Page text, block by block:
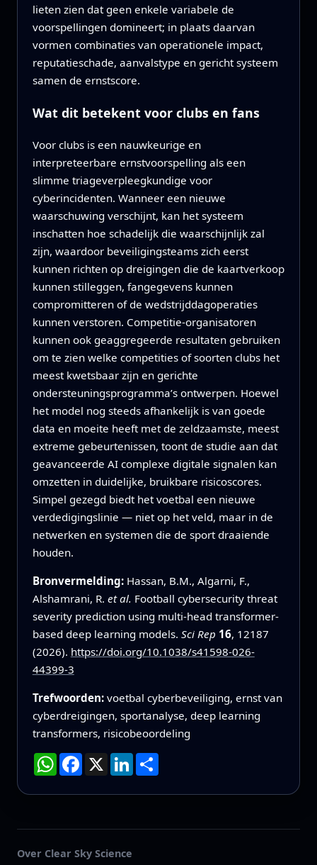
lieten zien dat geen enkele variabele de
voorspellingen domineert; in plaats daarvan
vormen combinaties van operationele impact,
reputatieschade, aanvalstype en gericht systeem
samen de ernstscore.
Wat dit betekent voor clubs en fans
Voor clubs is een nauwkeurige en
interpreteerbare ernstvoorspelling als een
slimme triageverpleegkundige voor
cyberincidenten. Wanneer een nieuwe
waarschuwing verschijnt, kan het systeem
inschatten hoe schadelijk die waarschijnlijk zal
zijn, waardoor beveiligingsteams zich eerst
kunnen richten op dreigingen die de kaartverkoop
kunnen stilleggen, fangegevens kunnen
compromitteren of de wedstrijddagoperaties
kunnen verstoren. Competitie-organisatoren
kunnen ook geaggregeerde resultaten gebruiken
om te zien welke competities of soorten clubs het
meest kwetsbaar zijn en gerichte
ondersteuningsprogramma’s ontwerpen. Hoewel
het model nog steeds afhankelijk is van goede
data en moeite heeft met de zeldzaamste, meest
extreme gebeurtenissen, toont de studie aan dat
geavanceerde AI complexe digitale signalen kan
omzetten in duidelijke, bruikbare risicoscores.
Simpel gezegd biedt het voetbal een nieuwe
verdedigingslinie — niet op het veld, maar in de
netwerken en systemen die de sport draaiende
houden.
Bronvermelding: Hassan, B.M., Algarni, F.,
Alshamrani, R. et al. Football cybersecurity threat
severity prediction using multi-head transformer-
based deep learning models. Sci Rep 16, 12187
(2026). https://doi.org/10.1038/s41598-026-
44399-3
Trefwoorden: voetbal cyberbeveiliging, ernst van
cyberdreigingen, sportanalyse, deep learning
transformers, risicobeoordeling
WhatsApp
Facebook
X LinkedIn
Deel
Over Clear Sky Science